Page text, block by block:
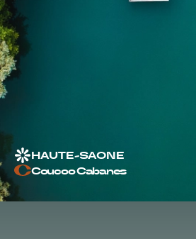
HAUTE-SAONE
Coucoo Cabanes